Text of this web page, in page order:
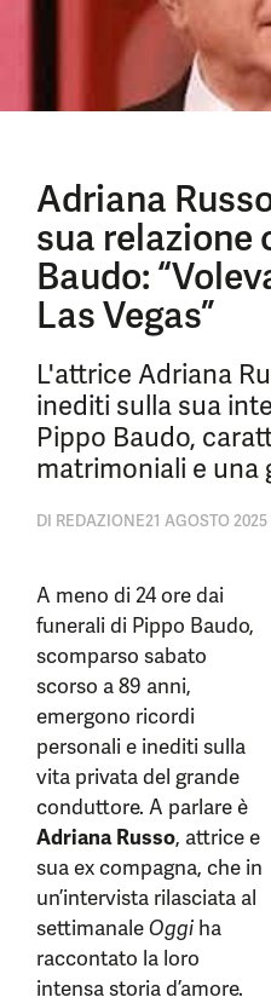
Adriana
sua relazione
Baudo:
Las Vegas”
L'attrice Adriana
inediti sulla sua
Pippo Baudo,
matrimoniali e una
DI REDAZIONE21 AGOSTO 2025
A meno di 24 ore dai
funerali di Pippo Baudo,
scomparso sabato
scorso a 89 anni,
emergono ricordi
personali e inediti sulla
vita privata del grande
conduttore. A parlare è
Adriana Russo, attrice e
sua ex compagna, che in
un’intervista rilasciata al
settimanaleOggi ha
raccontato la loro
intensa storia d’amore.